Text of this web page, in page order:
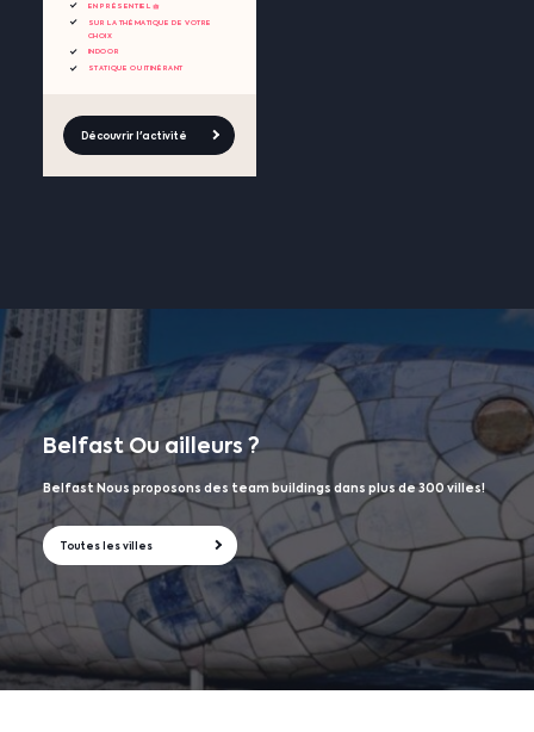
EN PRÉSENTIEL 🧺
SUR LA THÉMATIQUE DE VOTRE
CHOIX
INDOOR
STATIQUE OU ITINÉRANT
Découvrir l'activité
BelfastOu ailleurs ?
Belfast Nous proposons des team buildings dans plus de 300 villes!
Toutes les villes